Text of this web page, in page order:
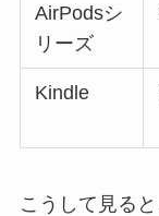
AirPodsシ
リーズ
Kindle
こうして見る